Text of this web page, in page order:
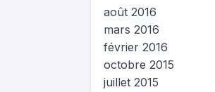
août 2016
mars 2016
février 2016
octobre 2015
juillet 2015